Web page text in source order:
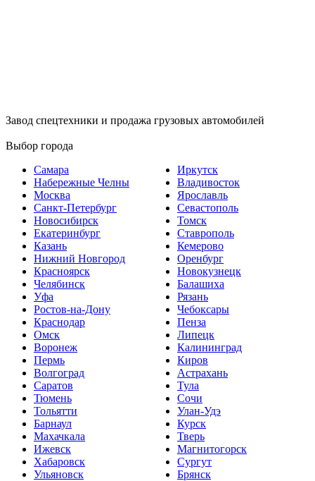
Завод спецтехники и продажа грузовых автомобилей
Выбор города
Самара
Набережные Челны
Москва
Санкт-Петербург
Новосибирск
Екатеринбург
Казань
Нижний Новгород
Красноярск
Челябинск
Уфа
Ростов-на-Дону
Краснодар
Омск
Воронеж
Пермь
Волгоград
Саратов
Тюмень
Тольятти
Барнаул
Махачкала
Ижевск
Хабаровск
Ульяновск
Иркутск
Владивосток
Ярославль
Севастополь
Томск
Ставрополь
Кемерово
Оренбург
Новокузнецк
Балашиха
Рязань
Чебоксары
Пенза
Липецк
Калининград
Киров
Астрахань
Тула
Сочи
Улан-Удэ
Курск
Тверь
Магнитогорск
Сургут
Брянск